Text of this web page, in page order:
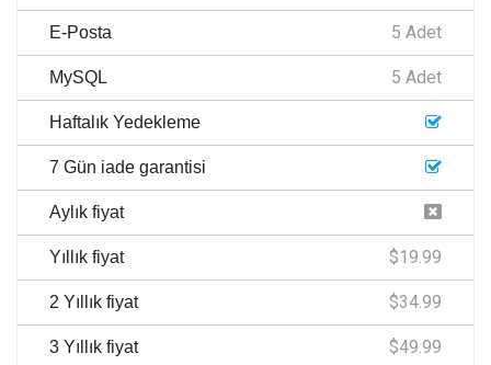
E-Posta 5 Adet
MySQL 5 Adet
Haftalık Yedekleme
7 Gün iade garantisi
Aylık fiyat
Yıllık fiyat $19.99
2 Yıllık fiyat $34.99
3 Yıllık fiyat $49.99